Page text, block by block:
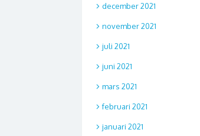
december 2021
november 2021
juli 2021
juni 2021
mars 2021
februari 2021
januari 2021